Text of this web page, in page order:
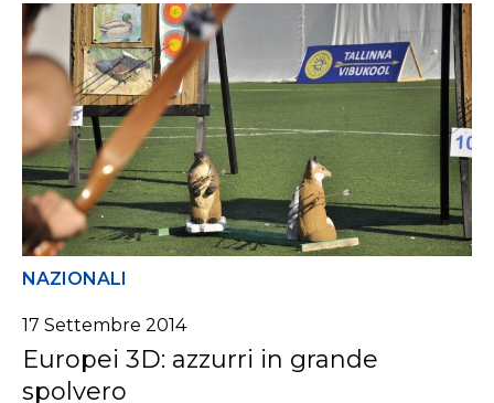
NAZIONALI
17 Settembre 2014
Europei 3D: azzurri in grande
spolvero